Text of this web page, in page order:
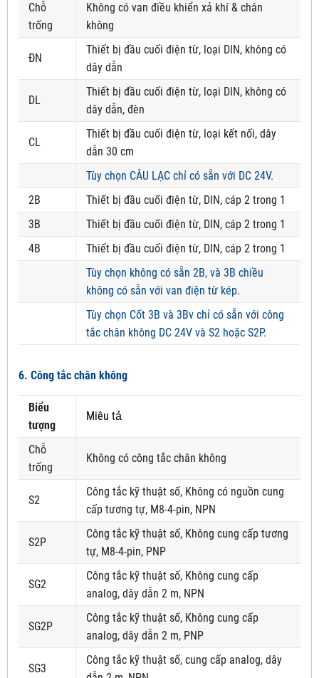
Chỗ
trống
Không có van điều khiển xả khí & chân
không
ĐN
Thiết bị đầu cuối điện từ, loại DIN, không có
dây dẫn
DL
Thiết bị đầu cuối điện từ, loại DIN, không có
dây dẫn, đèn
CL
Thiết bị đầu cuối điện từ, loại kết nối, dây
dẫn 30 cm
Tùy chọn CÂU LẠC chỉ có sẵn với DC 24V.
2B
Thiết bị đầu cuối điện từ, DIN, cáp 2 trong 1
3B
Thiết bị đầu cuối điện từ, DIN, cáp 2 trong 1
4B
Thiết bị đầu cuối điện từ, DIN, cáp 2 trong 1
Tùy chọn không có sẵn 2B, và 3B chiều
không có sẵn với van điện từ kép.
Tùy chọn Cốt 3B và 3Bv chỉ có sẵn với công
tắc chân không DC 24V và S2 hoặc S2P.
6. Công tắc chân không
Biểu
tượng
Miêu tả
Chỗ
trống
Không có công tắc chân không
S2
Công tắc kỹ thuật số, Không có nguồn cung
cấp tương tự, M8-4-pin, NPN
S2P
Công tắc kỹ thuật số, Không cung cấp tương
tự, M8-4-pin, PNP
SG2
Công tắc kỹ thuật số, Không cung cấp
analog, dây dẫn 2 m, NPN
SG2P
Công tắc kỹ thuật số, Không cung cấp
analog, dây dẫn 2 m, PNP
SG3
Công tắc kỹ thuật số, cung cấp analog, dây